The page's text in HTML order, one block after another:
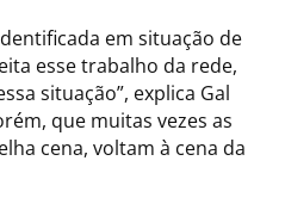
em situação de
esse trabalho da rede,
situação”, explica Gal
que muitas vezes as
cena, voltam à cena da